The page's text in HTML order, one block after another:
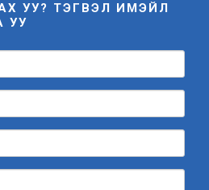
УУ? ТЭГВЭЛ ИМЭЙЛ
УУ